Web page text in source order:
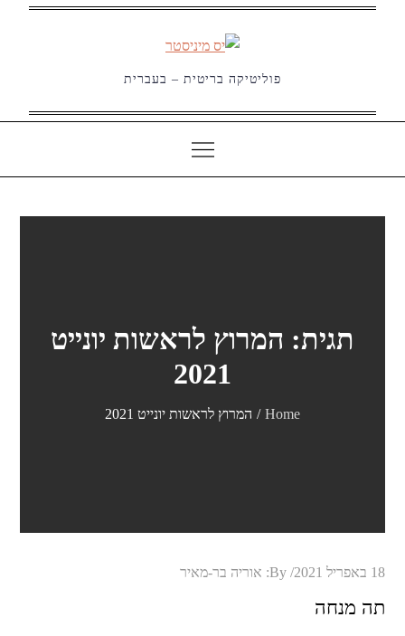
פוליטיקה בריטית – בעברית
תגית: המרוץ לראשות יונייט
2021
Home המרוץ לראשות יונייט 2021
Posted
18 באפריל 2021 By: אוריה בר-מאיר
תה מנחה